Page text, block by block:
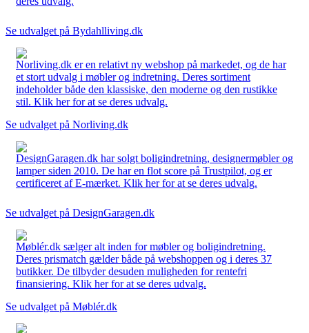
Se udvalget på Bydahlliving.dk
Norliving.dk er en relativt ny webshop på markedet, og de har
et stort udvalg i møbler og indretning. Deres sortiment
indeholder både den klassiske, den moderne og den rustikke
stil. Klik her for at se deres udvalg.
Se udvalget på Norliving.dk
DesignGaragen.dk har solgt boligindretning, designermøbler og
lamper siden 2010. De har en flot score på Trustpilot, og er
certificeret af E-mærket. Klik her for at se deres udvalg.
Se udvalget på DesignGaragen.dk
Møblér.dk sælger alt inden for møbler og boligindretning.
Deres prismatch gælder både på webshoppen og i deres 37
butikker. De tilbyder desuden muligheden for rentefri
finansiering. Klik her for at se deres udvalg.
Se udvalget på Møblér.dk